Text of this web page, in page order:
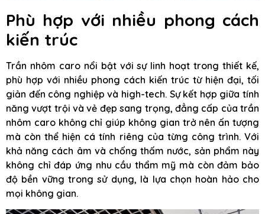
Phù hợp với nhiều phong cách
kiến trúc
Trần nhôm caro nổi bật với sự linh hoạt trong thiết kế,
phù hợp với nhiều phong cách kiến trúc từ hiện đại, tối
giản đến công nghiệp và high-tech. Sự kết hợp giữa tính
năng vượt trội và vẻ đẹp sang trọng, đẳng cấp của trần
nhôm caro không chỉ giúp không gian trở nên ấn tượng
mà còn thể hiện cá tính riêng của từng công trình. Với
khả năng cách âm và chống thấm nước, sản phẩm này
không chỉ đáp ứng nhu cầu thẩm mỹ mà còn đảm bảo
độ bền vững trong sử dụng, là lựa chọn hoàn hảo cho
mọi không gian.